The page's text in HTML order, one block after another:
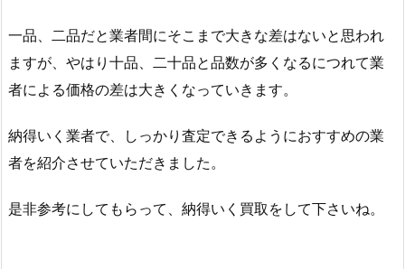
一品、二品だと業者間にそこまで大きな差はないと思われ
ますが、やはり十品、二十品と品数が多くなるにつれて業
者による価格の差は大きくなっていきます。
納得いく業者で、しっかり査定できるようにおすすめの業
者を紹介させていただきました。
是非参考にしてもらって、納得いく買取をして下さいね。